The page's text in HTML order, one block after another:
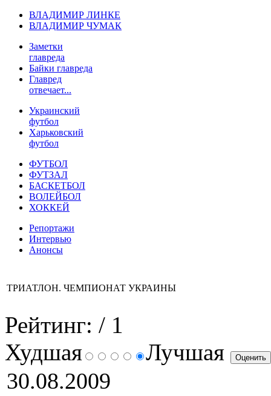
ВЛАДИМИР ЛИНКЕ
ВЛАДИМИР ЧУМАК
Заметки
главреда
Байки главреда
Главред
отвечает...
Украинский
футбол
Харьковский
футбол
ФУТБОЛ
ФУТЗАЛ
БАСКЕТБОЛ
ВОЛЕЙБОЛ
ХОККЕЙ
Репортажи
Интервью
Анонсы
ТРИАТЛОН. ЧЕМПИОНАТ УКРАИНЫ
Рейтинг: / 1
Худшая
Лучшая
30.08.2009